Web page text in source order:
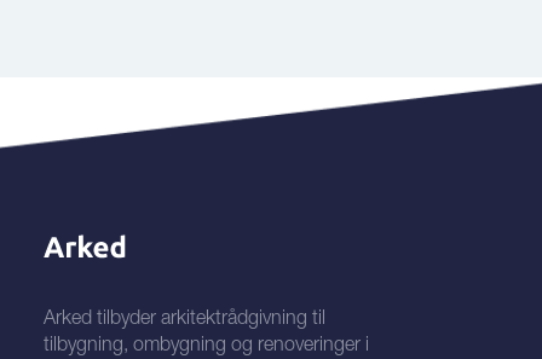
Arked tilbyder arkitektrådgivning til
tilbygning, ombygning og renoveringer i